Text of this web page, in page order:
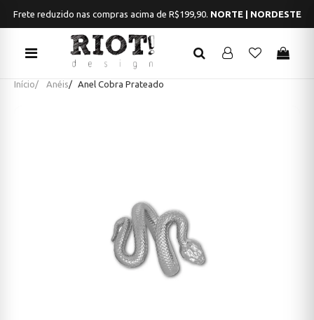
Frete reduzido nas compras acima de R$199,90. NORTE | NORDESTE
Início Anéis Anel Cobra Prateado